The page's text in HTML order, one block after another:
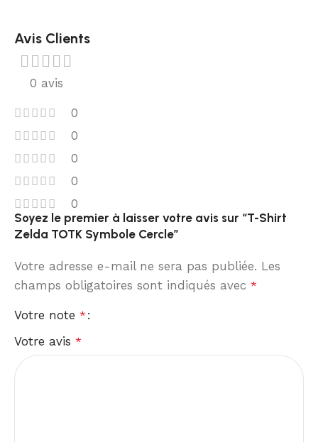
Avis Clients
0 avis
0
0
0
0
0
Soyez le premier à laisser votre avis sur “T-Shirt
Zelda TOTK Symbole Cercle”
Votre adresse e-mail ne sera pas publiée. Les
champs obligatoires sont indiqués avec *
Votre note *
Votre avis *